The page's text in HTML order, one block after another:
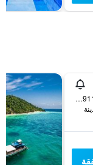
Pattaya Beach, 91110, Koh Lipe, Thailand, جزيرة كو ليبي, تايلاند